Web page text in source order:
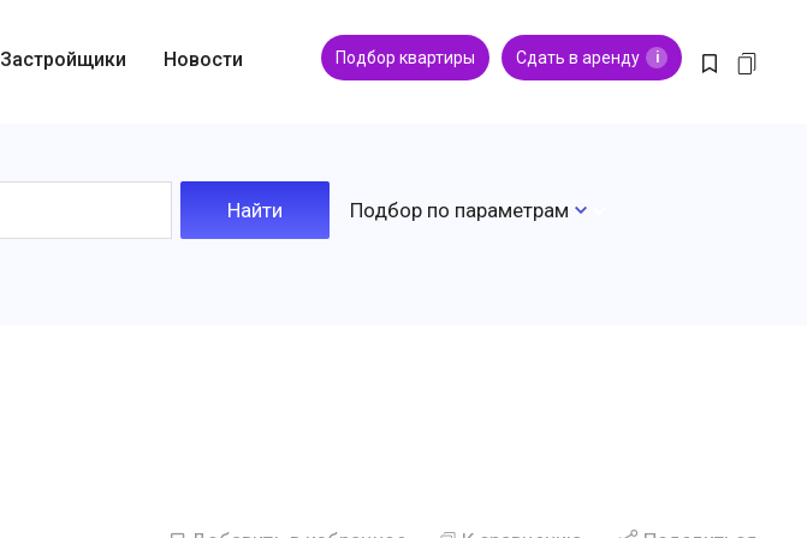
Застройщики Новости Подбор квартиры Сдать в аренду i
Подбор по параметрам